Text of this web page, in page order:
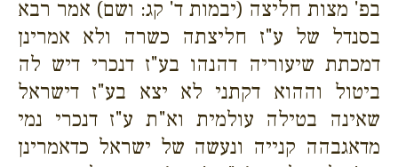
בפ' מצות חליצה (יבמות ד' קג: ושם) אמר רבא
בסנדל של ע"ז חליצתה כשרה ולא אמרינן
דמכתת שיעוריה דהנהו בע"ז דנכרי דיש לה
ביטול וההוא דקתני לא יצא בע"ז דישראל
שאינה בטילה עולמית וא"ת ע"ז דנכרי נמי
מדאגבהה קנייה ונעשה של ישראל כדאמרינן